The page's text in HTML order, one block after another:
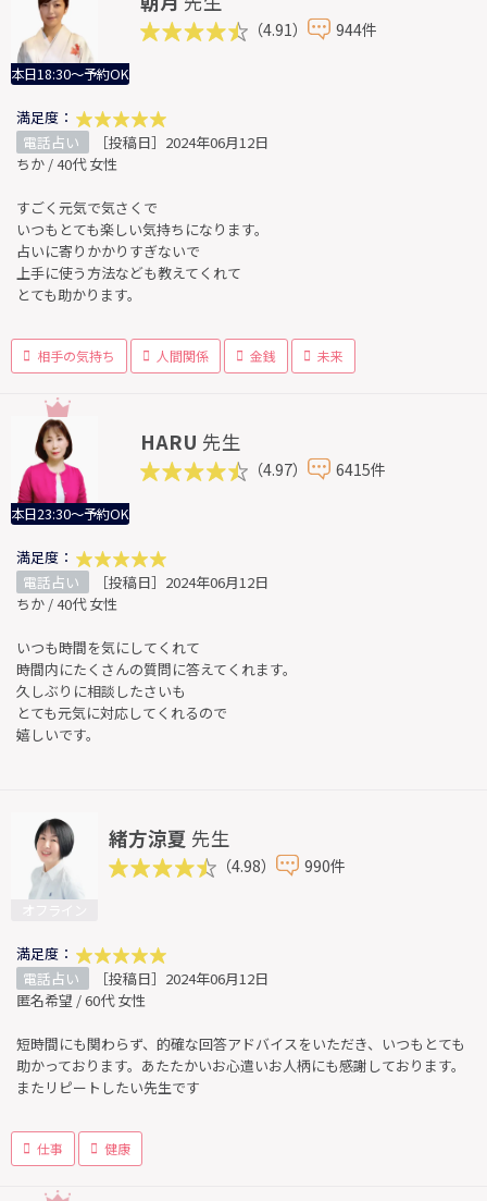
本日18:30～予約OK
（4.91） 944件
満足度：
電話占い
［投稿日］2024年06月12日
ちか / 40代 女性
すごく元気で気さくで
いつもとても楽しい気持ちになります。
占いに寄りかかりすぎないで
上手に使う方法なども教えてくれて
とても助かります。
相手の気持ち 人間関係 金銭 未来
本日23:30～予約OK
HARU 先生
（4.97） 6415件
満足度：
電話占い
［投稿日］2024年06月12日
ちか / 40代 女性
いつも時間を気にしてくれて
時間内にたくさんの質問に答えてくれます。
久しぶりに相談したさいも
とても元気に対応してくれるので
嬉しいです。
緒方涼夏 先生
（4.98） 990件
満足度：
電話占い
［投稿日］2024年06月12日
匿名希望 / 60代 女性
短時間にも関わらず、的確な回答アドバイスをいただき、いつもとても
助かっております。あたたかいお心遣いお人柄にも感謝しております。
またリピートしたい先生です
仕事 健康